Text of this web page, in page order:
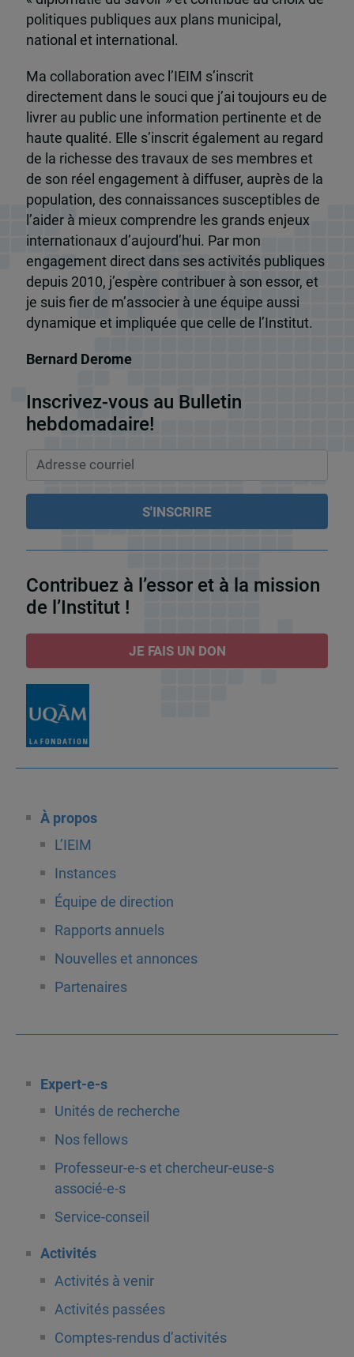
politiques publiques aux plans municipal,
national et international.
Ma collaboration avec l’IEIM s’inscrit
directement dans le souci que j’ai toujours eu de
livrer au public une information pertinente et de
haute qualité. Elle s’inscrit également au regard
de la richesse des travaux de ses membres et
de son réel engagement à diffuser, auprès de la
population, des connaissances susceptibles de
l’aider à mieux comprendre les grands enjeux
internationaux d’aujourd’hui. Par mon
engagement direct dans ses activités publiques
depuis 2010, j’espère contribuer à son essor, et
je suis fier de m’associer à une équipe aussi
dynamique et impliquée que celle de l’Institut.
Bernard Derome
Inscrivez-vous au Bulletin
hebdomadaire!
Contribuez à l’essor et à la mission
de l’Institut !
JE FAIS UN DON
À propos
L’IEIM
Instances
Équipe de direction
Rapports annuels
Nouvelles et annonces
Partenaires
Expert-e-s
Unités de recherche
Nos fellows
Professeur-e-s et chercheur-euse-s
associé-e-s
Service-conseil
Activités
Activités à venir
Activités passées
Comptes-rendus d’activités